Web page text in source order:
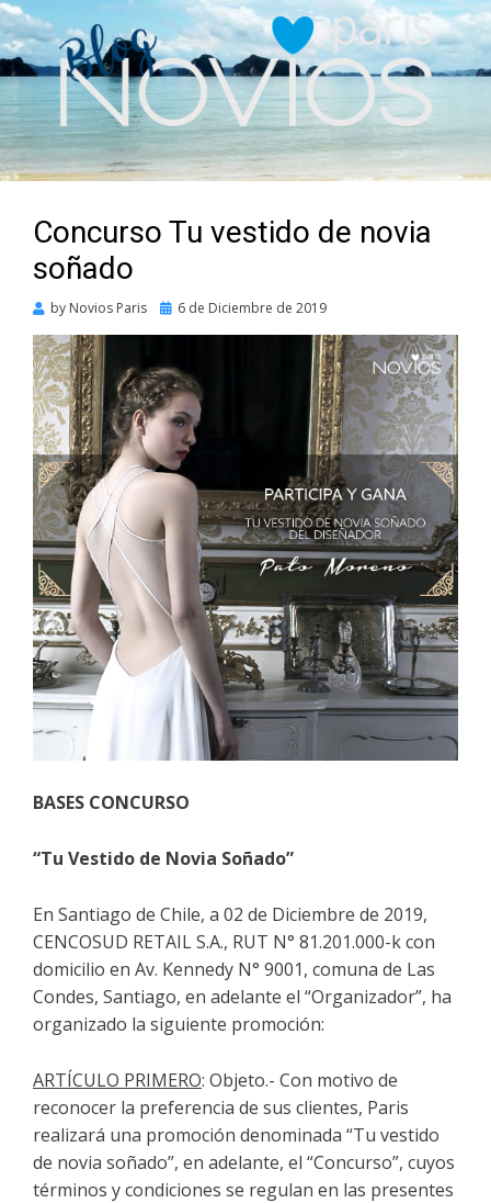
Concurso Tu vestido de novia
soñado
by Novios Paris
Posted
6 de Diciembre de 2019
BASES CONCURSO
“Tu Vestido de Novia Soñado”
En Santiago de Chile, a 02 de Diciembre de 2019,
CENCOSUD RETAIL S.A., RUT N° 81.201.000-k con
domicilio en Av. Kennedy N° 9001, comuna de Las
Condes, Santiago, en adelante el “Organizador”, ha
organizado la siguiente promoción:
ARTÍCULO PRIMERO: Objeto.- Con motivo de
reconocer la preferencia de sus clientes, Paris
realizará una promoción denominada “Tu vestido
de novia soñado”, en adelante, el “Concurso”, cuyos
términos y condiciones se regulan en las presentes